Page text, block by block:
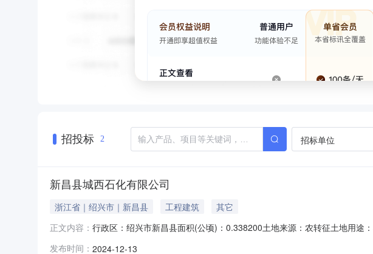
招投标 2 招标单位
新昌县城西石化有限公司
浙江省｜绍兴市｜新昌县 工程建筑
其它
正文内容： 行政区：绍兴市新昌县面积(公顷)：0.338200土地来源：农转征土地用
发布时间： 2024-12-13